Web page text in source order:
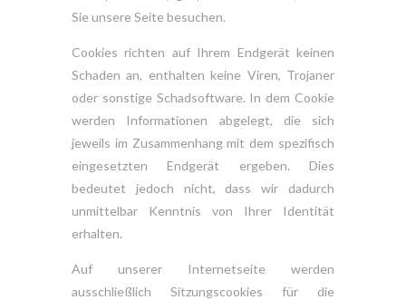
Sie unsere Seite besuchen.
Cookies richten auf Ihrem Endgerät keinen
Schaden an, enthalten keine Viren, Trojaner
oder sonstige Schadsoftware. In dem Cookie
werden Informationen abgelegt, die sich
jeweils im Zusammenhang mit dem spezifisch
eingesetzten Endgerät ergeben. Dies
bedeutet jedoch nicht, dass wir dadurch
unmittelbar Kenntnis von Ihrer Identität
erhalten.
Auf unserer Internetseite werden
ausschließlich Sitzungscookies für die